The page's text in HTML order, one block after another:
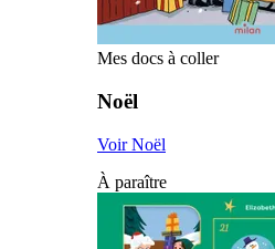
Mes docs à coller
Noël
Voir Noël
À paraître